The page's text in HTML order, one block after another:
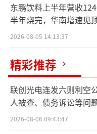
在亏损的22
元的亏损额排名第
万至1亿元之间的7
有14家。
需要注意的是
利，但承保端亏损
东鹏饮料上半年营收
半年烧完，华南增速见
2026-08-05 14:13:37
精彩推荐
联创光电连发六则利空
人被查、债务诉讼等问
所曾出具“保留意见”
2026-08-06 09:43:47